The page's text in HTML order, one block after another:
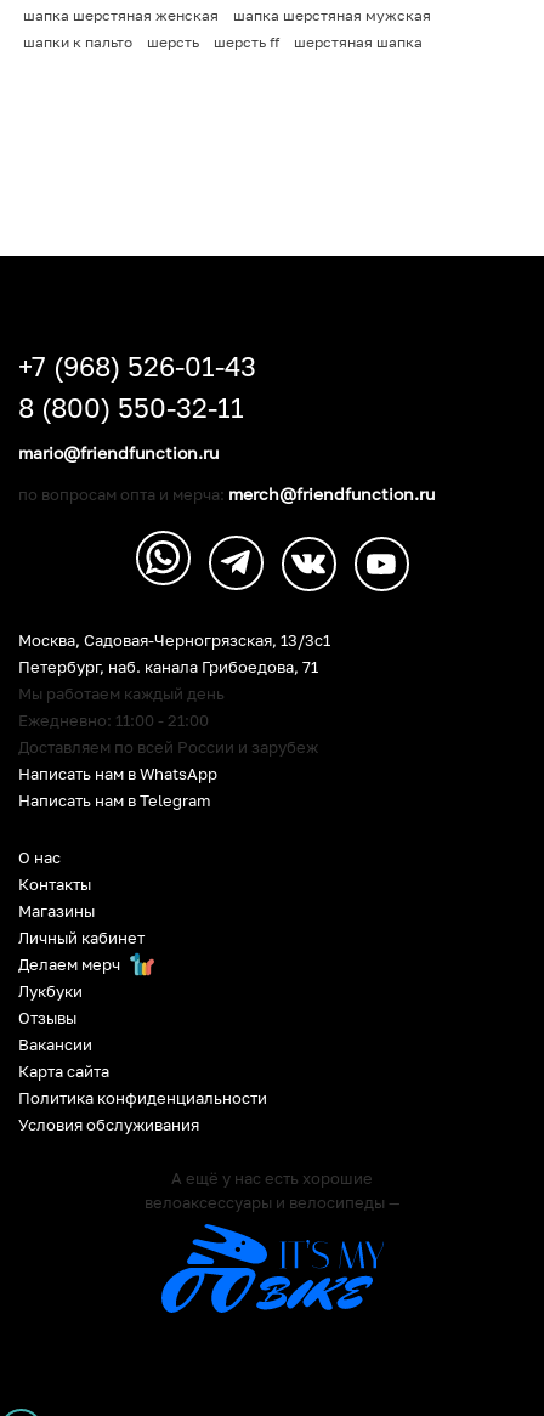
шапка шерстяная женская
шапка шерстяная мужская
шапки к пальто
шерсть шерсть ff шерстяная шапка
О нас
Контакты
Магазины
Личный кабинет
Делаем мерч
Лукбуки
Отзывы
Вакансии
Карта сайта
Политика конфиденциальности
Условия обслуживания
А ещё у нас есть хорошие
велоаксессуары и велосипеды —
Москва, Садовая-Черногрязская, 13/3c1
Петербург, наб. канала Грибоедова, 71
Мы работаем каждый день
Ежедневно: 11:00 - 21:00
Доставляем по всей России и зарубеж
Написать нам в WhatsApp
Написать нам в Telegram
+7 (968) 526-01-43
8 (800) 550-32-11
mario@friendfunction.ru
по вопросам опта и мерча: merch@friendfunction.ru